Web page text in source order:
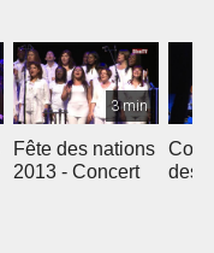
3 min
Fête des nations
2013 - Concert
des